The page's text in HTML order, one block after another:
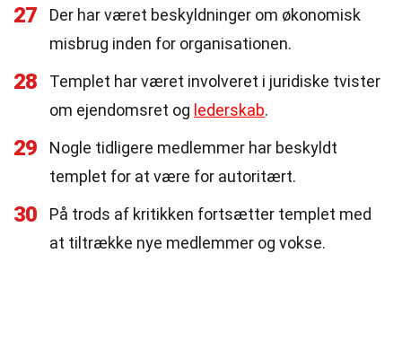
27
Der har været beskyldninger om økonomisk
misbrug inden for organisationen.
28
Templet har været involveret i juridiske tvister
om ejendomsret og lederskab.
29
Nogle tidligere medlemmer har beskyldt
templet for at være for autoritært.
30
På trods af kritikken fortsætter templet med
at tiltrække nye medlemmer og vokse.